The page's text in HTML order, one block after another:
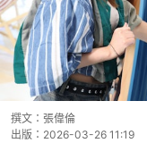
撰文： 張偉倫
出版： 2026-03-26 11:19